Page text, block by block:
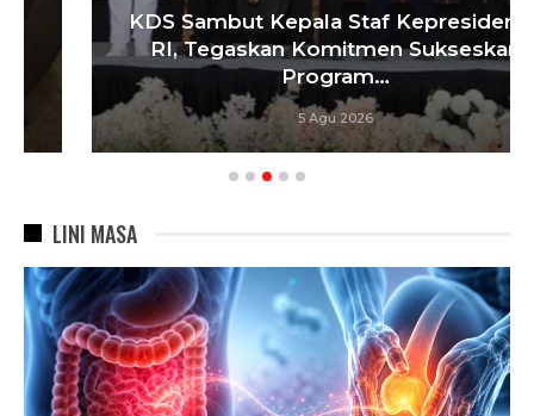
KDS Sambut Kepala Staf Kepresidenan
RI, Tegaskan Komitmen Sukseskan
Program…
5 Agu 2026
LINI MASA